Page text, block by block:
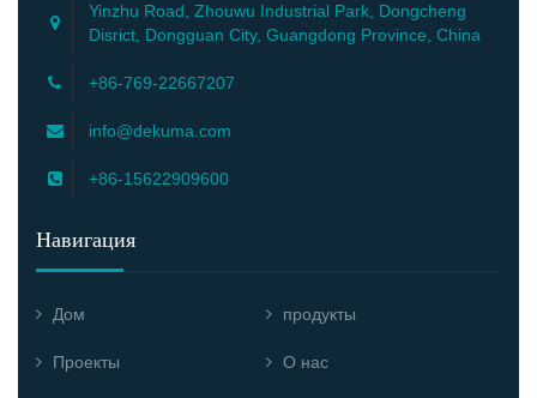
Yinzhu Road, Zhouwu Industrial Park, Dongcheng
Disrict, Dongguan City, Guangdong Province, China
+86-769-22667207
info@dekuma.com
+86-15622909600
Навигация
Дом продукты
Проекты О нас